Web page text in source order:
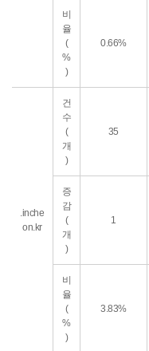
비
율
(
%
)
0.66%
.inche
on.kr
건
수
(
개
)
35
증
감
(
개
)
1
비
율
(
%
)
3.83%